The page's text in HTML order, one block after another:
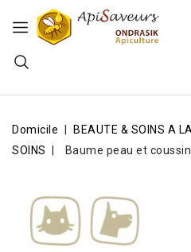
Domicile BEAUTE & SOINS A
SOINS
Baume peau et